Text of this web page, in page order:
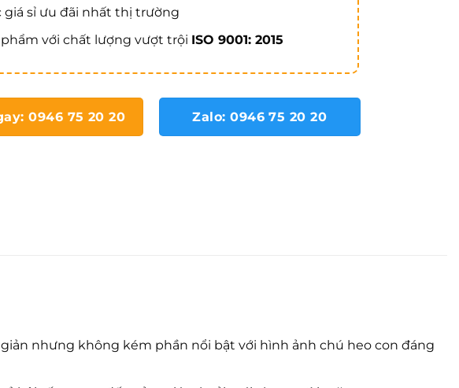
giá sỉ ưu đãi nhất thị trường
phẩm với chất lượng vượt trội ISO 9001: 2015
0946 75 20 20 Zalo: 0946 75 20 20
nhưng không kém phần nổi bật với hình ảnh chú heo con đáng